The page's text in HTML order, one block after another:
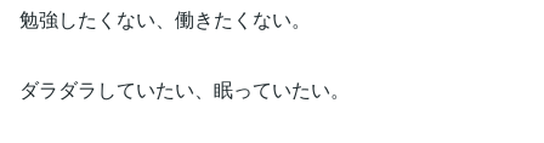
勉強したくない、働きたくない。
ダラダラしていたい、眠っていたい。